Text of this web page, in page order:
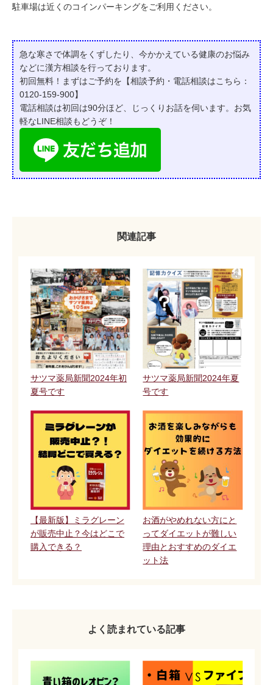
駐車場は近くのコインパーキングをご利用ください。
急な寒さで体調をくずしたり、今かかえている健康のお悩み
などに漢方相談を行っております。
初回無料！まずはご予約を【相談予約・電話相談はこちら：
0120-159-900】
電話相談は初回は90分ほど、じっくりお話を伺います。お気
軽なLINE相談もどうぞ！
関連記事
サツマ薬局新聞2024年初
夏号です
サツマ薬局新聞2024年夏
号です
【最新版】ミラグレーン
が販売中止？今はどこで
購入できる？
お酒がやめれない方にと
ってダイエットが難しい
理由とおすすめのダイエ
ット法
よく読まれている記事